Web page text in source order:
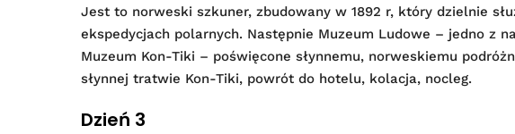
Jest to norweski szkuner, zbudowany w 1892 r, który dzielnie
ekspedycjach polarnych. Następnie Muzeum Ludowe – jedno z
Muzeum Kon-Tiki – poświęcone słynnemu, norweskiemu
słynnej tratwie Kon-Tiki, powrót do hotelu, kolacja, nocleg.
Dzień 3